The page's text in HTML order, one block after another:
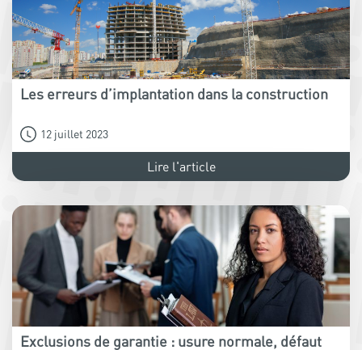
Les erreurs d’implantation dans la construction
12 juillet 2023
Lire l'article
Exclusions de garantie : usure normale, défaut